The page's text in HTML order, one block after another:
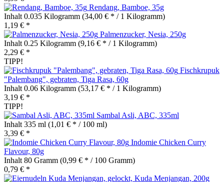
Rendang, Bamboe, 35g
Inhalt 0.035 Kilogramm (34,00 € * / 1 Kilogramm)
1,19 € *
Palmenzucker, Nesia, 250g
Inhalt 0.25 Kilogramm (9,16 € * / 1 Kilogramm)
2,29 € *
TIPP!
Fischkrupuk
"Palembang", gebraten, Tiga Rasa, 60g
Inhalt 0.06 Kilogramm (53,17 € * / 1 Kilogramm)
3,19 € *
TIPP!
Sambal Asli, ABC, 335ml
Inhalt 335 ml (1,01 € * / 100 ml)
3,39 € *
Indomie Chicken Curry
Flavour, 80g
Inhalt 80 Gramm (0,99 € * / 100 Gramm)
0,79 € *